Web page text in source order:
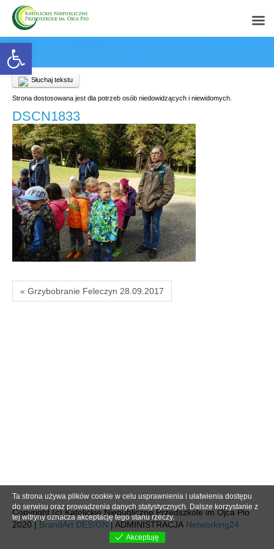
Open toolbar
Słuchaj tekstu
Strona dostosowana jest dla potrzeb osób niedowidzących i niewidomych.
DSCN1833
« Grzybobranie Feleczyn 28.09.2017
Copyright (c) Katolickie Niepubliczne Przedszkole im.Ojca Pio
2020 | BrandArt DESIGN | ADMINISTRACJA Networking24
Ta strona używa plików cookie w celu usprawnienia i ułatwienia dostępu
do serwisu oraz prowadzenia danych statystycznych. Dalsze korzystanie z
tej witryny oznacza akceptację tego stanu rzeczy.
Akceptuję